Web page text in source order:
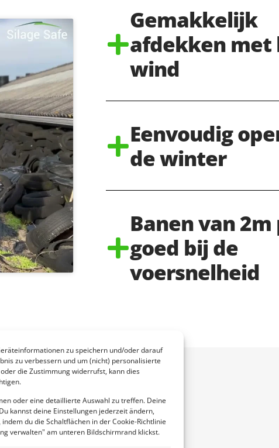
zu speichern und/oder darauf
zu verbessern und um (nicht) personalisierte
die Zustimmung widerrufst, kann dies
oder eine detaillierte Auswahl zu treffen. Deine
kannst deine Einstellungen jederzeit ändern,
du die Schaltflächen in der Cookie-Richtlinie
verwalten" am unteren Bildschirmrand klickst.
Gemakkelijk
afdekken met
wind
Eenvoudig
de winter
Banen van 2m
goed bij de
voersnelheid